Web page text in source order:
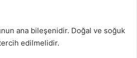
ana bileşenidir. Doğal ve soğuk
tercih edilmelidir.